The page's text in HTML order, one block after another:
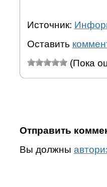
Источник:
Оставить
(Пока
Отправить
Вы должны